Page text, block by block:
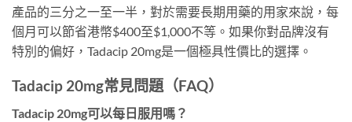
產品的三分之一至一半，對於需要長期用藥的用家來說，每
個月可以節省港幣$400至$1,000不等。如果你對品牌沒有
特別的偏好，Tadacip 20mg是一個極具性價比的選擇。
Tadacip 20mg常見問題（FAQ）
Tadacip 20mg可以每日服用嗎？